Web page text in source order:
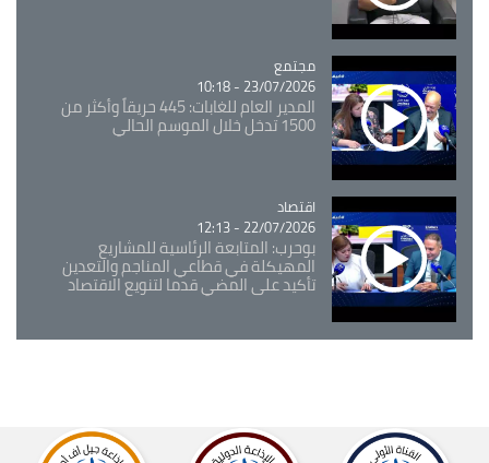
Catégorie
مجتمع
23/07/2026 - 10:18
المدير العام للغابات: 445 حريقاً وأكثر من
1500 تدخل خلال الموسم الحالي
Catégorie
اقتصاد
22/07/2026 - 12:13
بوحرب: المتابعة الرئاسية للمشاريع
المهيكلة في قطاعي المناجم والتعدين
تأكيد على المضي قدما لتنويع الاقتصاد